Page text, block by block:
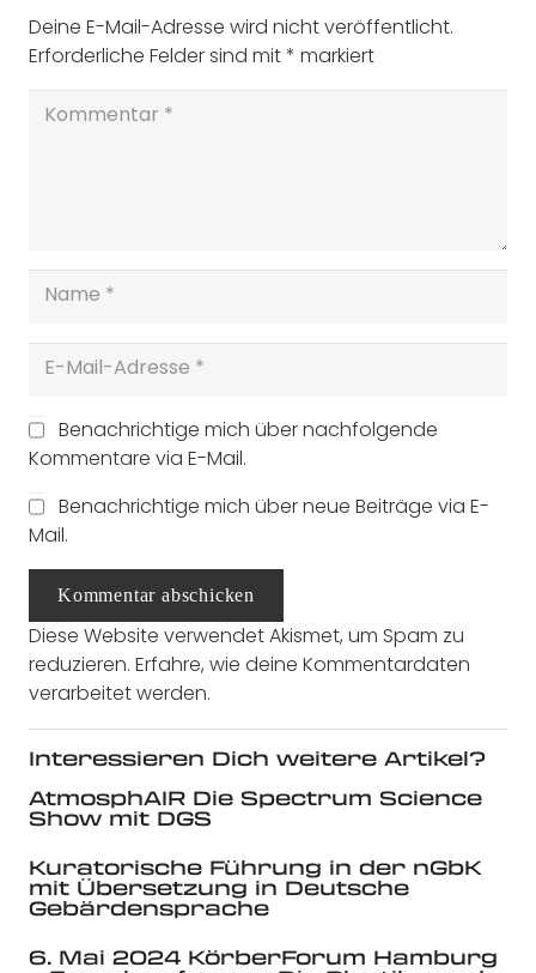
Deine E-Mail-Adresse wird nicht veröffentlicht.
Erforderliche Felder sind mit* markiert
Benachrichtige mich über nachfolgende
Kommentare via E-Mail.
Benachrichtige mich über neue Beiträge via E-
Mail.
Kommentar abschicken
Diese Website verwendet Akismet, um Spam zu
reduzieren. Erfahre, wie deine Kommentardaten
verarbeitet werden.
Interessieren Dich weitere Artikel?
AtmosphAIR Die Spectrum Science
Show mit DGS
Kuratorische Führung in der nGbK
mit Übersetzung in Deutsche
Gebärdensprache
6. Mai 2024 KörberForum Hamburg